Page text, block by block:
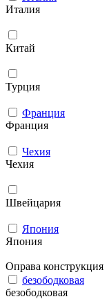
Италия
Китай
Турция
Франция
Франция
Чехия
Чехия
Швейцария
Япония
Япония
Оправа конструкция
безободковая
безободковая